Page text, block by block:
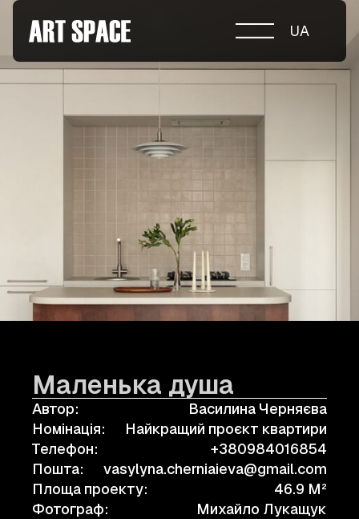
ПРО КОНКУРС
ПРОЄКТИ 2026
ЖУРІ
ПАРТНЕРИ
НОМІНАНТИ 2025
ПЕРЕМОЖЦІ 2025
КОНТАКТИ
а.harusova@gmail.com
© 2025 Wmaax Studio
UA
Маленька душа
Автор:
Василина Черняєва
Номінація:
Найкращий проєкт квартири
Телефон:
+380984016854
Пошта:
vasylyna.cherniaieva@gmail.com
Площа проекту:
46.9 M²
Фотограф:
Михайло Лукащук